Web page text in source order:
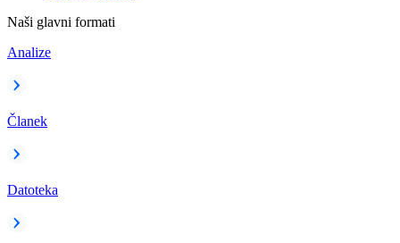
Naši glavni formati
Analize
Članek
Datoteka